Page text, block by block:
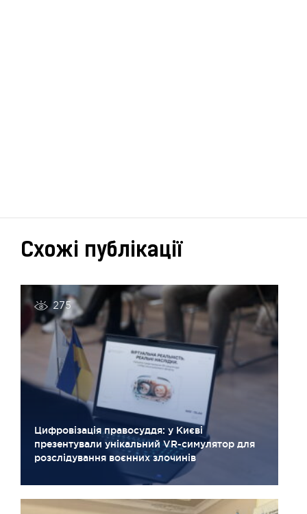
Схожі публікації
Цифровізація правосуддя: у Києві
презентували унікальний VR-симулятор для
розслідування воєнних злочинів
275